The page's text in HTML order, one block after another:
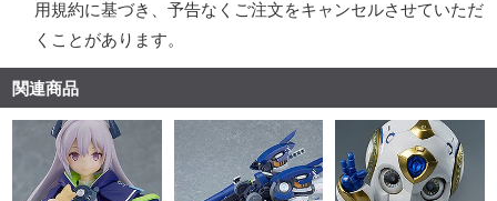
用規約に基づき、予告なくご注文をキャンセルさせていただ
くことがあります。
関連商品